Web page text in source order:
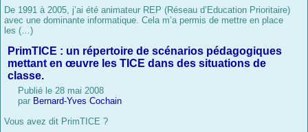
De 1991 à 2005, j’ai été animateur REP (Réseau d’Education Prioritaire)
avec une dominante informatique. Cela m’a permis de mettre en place
les (…)
PrimTICE : un répertoire de scénarios pédagogiques
mettant en œuvre les TICE dans des situations de
classe.
Publié le 28 mai 2008
par Bernard-Yves Cochain
Vous avez dit PrimTICE ?